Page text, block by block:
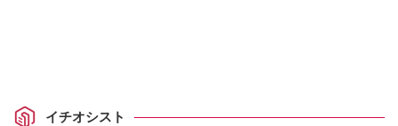
イチオシスト